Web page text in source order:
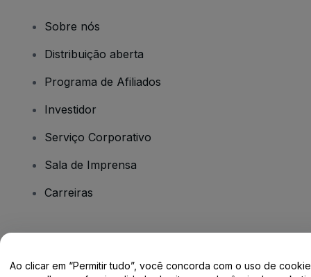
Sobre nós
Distribuição aberta
Programa de Afiliados
Investidor
Serviço Corporativo
Sala de Imprensa
Carreiras
Ao clicar em “Permitir tudo”, você concorda com o uso de